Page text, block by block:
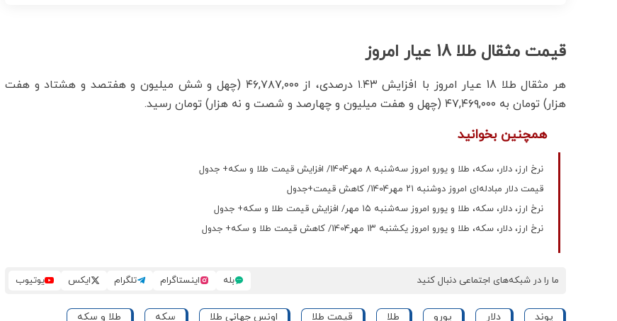
قیمت مثقال طلا 18 عیار امروز
هر مثقال طلا 18 عیار امروز با افزایش ۱.۴۳ درصدی، از ۴۶,۷۸۷,۰۰۰ (چهل و شش میلیون و هفتصد و هشتاد و هفت
هزار) تومان به ۴۷,۴۶۹,۰۰۰ (چهل و هفت میلیون و چهارصد و شصت و نه هزار) تومان رسید.
همچنین بخوانید
نرخ ارز، دلار، سکه، طلا و یورو امروز سه‌شنبه ۸ مهر1404/ افزایش قیمت طلا و سکه+ جدول
قیمت دلار مبادله‌ای امروز دوشنبه ۲۱ مهر1404/ کاهش قیمت+جدول
نرخ ارز، دلار، سکه، طلا و یورو امروز سه‌شنبه ۱۵ مهر/ افزایش قیمت طلا و سکه+ جدول
نرخ ارز، دلار، سکه، طلا و یورو امروز یکشنبه ۱۳ مهر1404/ کاهش قیمت طلا و سکه+ جدول
ما را در شبکه‌های اجتماعی دنبال کنید بله اینستاگرام تلگرام ایکس یوتیوب
پوند دلار یورو طلا قیمت طلا اونس جهانی طلا سکه
طلا و سکه